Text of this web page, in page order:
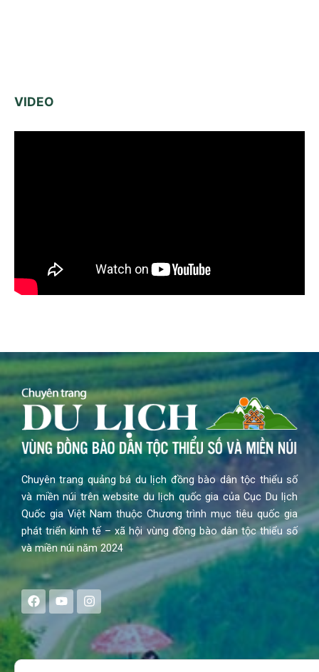
VIDEO
Chuyên trang quảng bá du lịch đồng bào dân tộc thiểu số
và miền núi trên website du lịch quốc gia của Cục Du lịch
Quốc gia Việt Nam thuộc Chương trình mục tiêu quốc gia
phát triển kinh tế – xã hội vùng đồng bào dân tộc thiểu số
và miền núi năm 2024
F
a
c
e
b
o
Y
o
u
t
u
b
I
n
s
a
g
Search